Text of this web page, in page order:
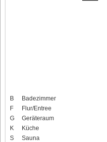
B
Badezimmer
F
Flur/Entree
G
Geräteraum
K
Küche
S
Sauna